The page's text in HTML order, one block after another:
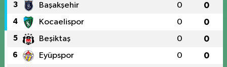
3 Başakşehir 0 0
4 Kocaelispor 0 0
5 Beşiktaş 0 0
6 Eyüpspor 0 0